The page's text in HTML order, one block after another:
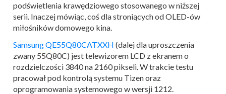
podświetlenia krawędziowego stosowanego w niższej
serii. Inaczej mówiąc, coś dla stroniących od OLED-ów
miłośników domowego kina.
Samsung QE55Q80CATXXH (dalej dla uproszczenia
zwany 55Q80C) jest telewizorem LCD z ekranem o
rozdzielczości 3840 na 2160 pikseli. W trakcie testu
pracował pod kontrolą systemu Tizen oraz
oprogramowania systemowego w wersji 1212.